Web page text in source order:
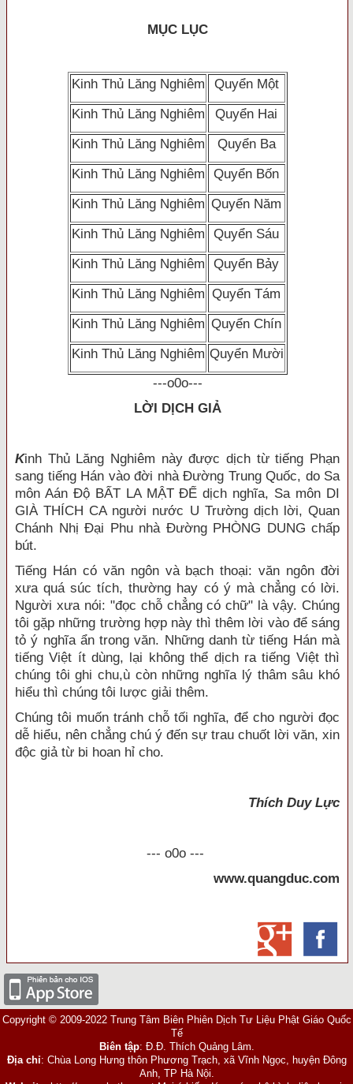
MỤC LỤC
Kinh Thủ Lăng Nghiêm
Quyển Một
Kinh Thủ Lăng Nghiêm
Quyển Hai
Kinh Thủ Lăng Nghiêm
Quyển Ba
Kinh Thủ Lăng Nghiêm
Quyển Bốn
Kinh Thủ Lăng Nghiêm Quyển Năm
Kinh Thủ Lăng Nghiêm
Quyển Sáu
Kinh Thủ Lăng Nghiêm
Quyển Bảy
Kinh Thủ Lăng Nghiêm Quyển Tám
Kinh Thủ Lăng Nghiêm Quyển Chín
Kinh Thủ Lăng Nghiêm Quyển Mười
---o0o---
LỜI DỊCH GIẢ
Kinh Thủ Lăng Nghiêm này được dịch từ tiếng Phạn
sang tiếng Hán vào đời nhà Đường Trung Quốc, do Sa
môn Aán Độ BẤT LA MẬT ĐẾ dịch nghĩa, Sa môn DI
GIÀ THÍCH CA người nước U Trường dịch lời, Quan
Chánh Nhị Đại Phu nhà Đường PHÒNG DUNG chấp
bút.
Tiếng Hán có văn ngôn và bạch thoại: văn ngôn đời
xưa quá súc tích, thường hay có ý mà chẳng có lời.
Người xưa nói: "đọc chỗ chẳng có chữ" là vậy. Chúng
tôi gặp những trường hợp này thì thêm lời vào để sáng
tỏ ý nghĩa ẩn trong văn. Những danh từ tiếng Hán mà
tiếng Việt ít dùng, lại không thể dịch ra tiếng Việt thì
chúng tôi ghi chu,ù còn những nghĩa lý thâm sâu khó
hiểu thì chúng tôi lược giải thêm.
Chúng tôi muốn tránh chỗ tối nghĩa, để cho người đọc
dễ hiểu, nên chẳng chú ý đến sự trau chuốt lời văn, xin
độc giả từ bi hoan hỉ cho.
Thích Duy Lực
--- o0o ---
www.quangduc.com
Copyright © 2009-2022 Trung Tâm Biên Phiên Dịch Tư Liệu Phật Giáo Quốc
Tế
Biên tập: Đ.Đ. Thích Quảng Lâm.
Địa chỉ: Chùa Long Hưng thôn Phương Trạch, xã Vĩnh Ngọc, huyện Đông
Anh, TP Hà Nội.